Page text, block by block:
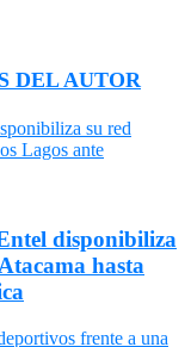
DEL AUTOR
disponibiliza
hasta